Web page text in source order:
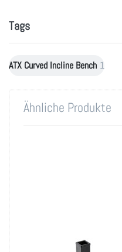
Tags
ATX Curved Incline Bench 1
Ähnliche Produkte
Zu diesem